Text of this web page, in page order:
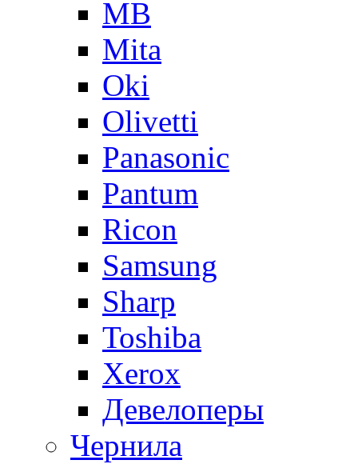
MB
Mita
Oki
Olivetti
Panasonic
Pantum
Ricon
Samsung
Sharp
Toshiba
Xerox
Девелоперы
Чернила